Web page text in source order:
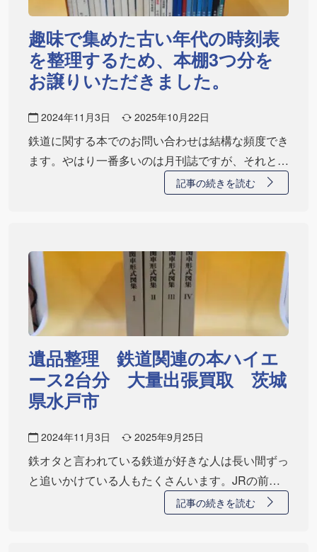
趣味で集めた古い年代の時刻表
を整理するため、本棚3つ分を
お譲りいただきました。
2024年11月3日 2025年10月22日
鉄道に関する本でのお問い合わせは結構な頻度でき
ます。やはり一番多いのは月刊誌ですが、それと同
記事の続きを読む
遺品整理 鉄道関連の本ハイエ
ース2台分 大量出張買取 茨城
県水戸市
2024年11月3日 2025年9月25日
鉄オタと言われている鉄道が好きな人は長い間ずっ
と追いかけている人もたくさんいます。JRの前の
記事の続きを読む